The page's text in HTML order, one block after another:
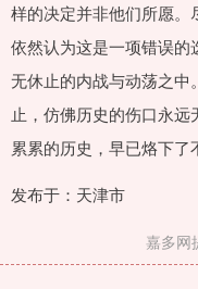
样的决定并非他们所愿。
依然认为这是一项错误的
无休止的内战与动荡之
止，仿佛历史的伤口永远
累累的历史，早已烙下了
发布于：天津市
嘉多网